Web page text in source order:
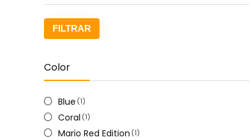
FILTRAR
Color
Blue (1)
Coral (1)
Mario Red Edition (1)